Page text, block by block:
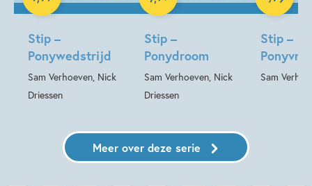
Stip –
Ponywedstrijd
Sam Verhoeven, Nick
Driessen
Stip –
Ponydroom
Sam Verhoeven, Nick
Driessen
Stip –
Sam
Meer over deze serie